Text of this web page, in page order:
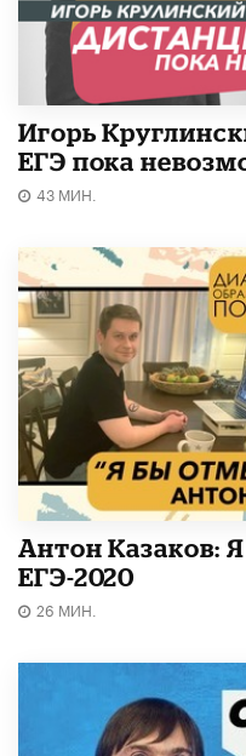
Игорь
ЕГЭ пока
43 МИН.
Антон Казаков:
ЕГЭ-2020
26 МИН.